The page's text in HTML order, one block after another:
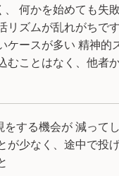
何かを始めても失
ズムが乱れがちで
ースが多い 精神的
ことはなく、他者
する機会が 減って
少なく、途中で投